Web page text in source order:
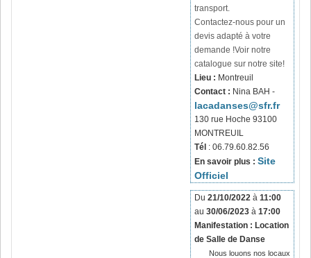
transport.
Contactez-nous pour un
devis adapté à votre
demande !Voir notre
catalogue sur notre site!
Lieu : Montreuil
Contact : Nina BAH -
lacadanses@sfr.fr
130 rue Hoche 93100
MONTREUIL
Tél : 06.79.60.82.56
En savoir plus : Site
Officiel
Du 21/10/2022 à 11:00
au 30/06/2023 à 17:00
Manifestation : Location
de Salle de Danse
Nous louons nos locaux